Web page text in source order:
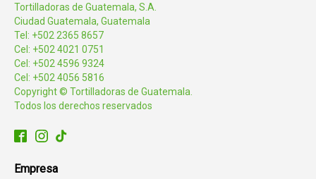
Tortilladoras de Guatemala, S.A.
Ciudad Guatemala, Guatemala
Tel: +502 2365 8657
Cel: +502 4021 0751
Cel: +502 4596 9324
Cel: +502 4056 5816
Copyright © Tortilladoras de Guatemala.
Todos los derechos reservados
Empresa